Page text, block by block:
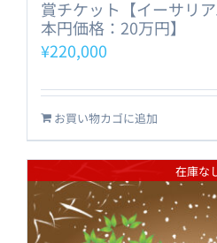
賞チケット【イーサリ
本円価格：20万円】
¥220,000
お買い物カゴに追加
在庫な